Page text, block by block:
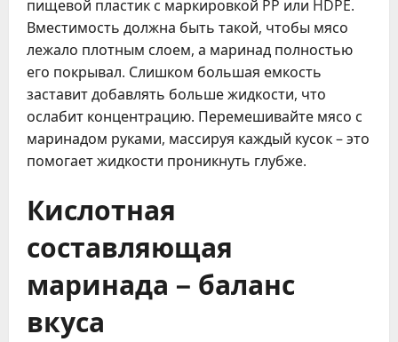
пищевой пластик с маркировкой PP или HDPE.
Вместимость должна быть такой, чтобы мясо
лежало плотным слоем, а маринад полностью
его покрывал. Слишком большая емкость
заставит добавлять больше жидкости, что
ослабит концентрацию. Перемешивайте мясо с
маринадом руками, массируя каждый кусок – это
помогает жидкости проникнуть глубже.
Кислотная
составляющая
маринада – баланс
вкуса